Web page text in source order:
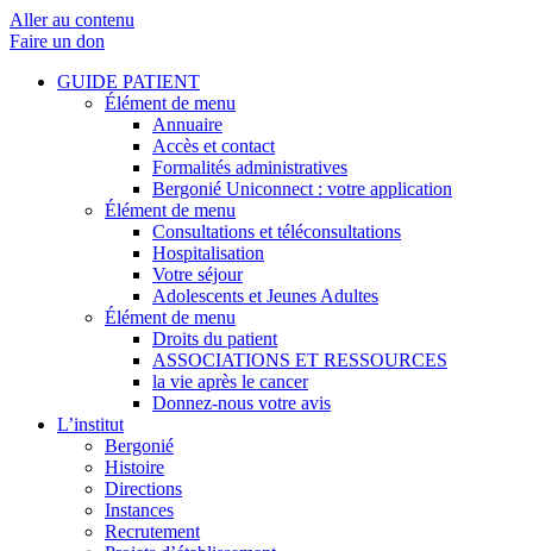
Aller au contenu
Faire un don
GUIDE PATIENT
Élément de menu
Annuaire
Accès et contact
Formalités administratives
Bergonié Uniconnect : votre application
Élément de menu
Consultations et téléconsultations
Hospitalisation
Votre séjour
Adolescents et Jeunes Adultes
Élément de menu
Droits du patient
ASSOCIATIONS ET RESSOURCES
la vie après le cancer
Donnez-nous votre avis
L’institut
Bergonié
Histoire
Directions
Instances
Recrutement